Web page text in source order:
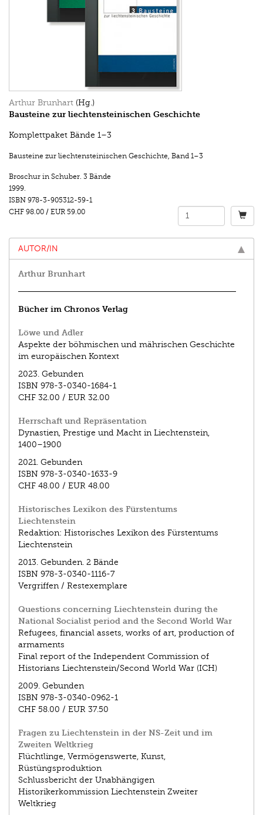
Arthur Brunhart (Hg.)
Bausteine zur liechtensteinischen Geschichte
Komplettpaket Bände 1–3
Bausteine zur liechtensteinischen Geschichte, Band 1–3
Broschur in Schuber. 3 Bände
1999.
ISBN 978-3-905312-59-1
CHF 98.00 / EUR 59.00
AUTOR/IN
Arthur Brunhart
Bücher im Chronos Verlag
Löwe und Adler
Aspekte der böhmischen und mährischen Geschichte
im europäischen Kontext
2023. Gebunden
ISBN 978-3-0340-1684-1
CHF 32.00 / EUR 32.00
Herrschaft und Repräsentation
Dynastien, Prestige und Macht in Liechtenstein,
1400–1900
2021.
Gebunden
ISBN 978-3-0340-1633-9
CHF 48.00 / EUR 48.00
Historisches Lexikon des Fürstentums
Liechtenstein
Redaktion: Historisches Lexikon des Fürstentums
Liechtenstein
2013. Gebunden. 2 Bände
ISBN 978-3-0340-1116-7
Vergriffen / Restexemplare
Questions concerning Liechtenstein during the
National Socialist period and the Second World War
Refugees, financial assets, works of art, production of
armaments
Final report of the Independent Commission of
Historians Liechtenstein/Second World War (ICH)
2009. Gebunden
ISBN 978-3-0340-0962-1
CHF 58.00 / EUR 37.50
Fragen zu Liechtenstein in der NS-Zeit und im
Zweiten Weltkrieg
Flüchtlinge, Vermögenswerte, Kunst,
Rüstüngsproduktion
Schlussbericht der Unabhängigen
Historikerkommission Liechtenstein Zweiter
Weltkrieg